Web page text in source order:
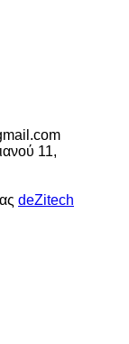
11,
deZitech